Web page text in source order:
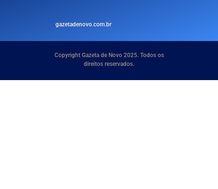
gazetadenovo.com.br
Copyright Gazeta de Novo 2025. Todos os
direitos reservados.